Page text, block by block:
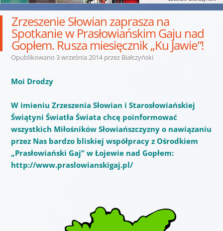
Zrzeszenie Słowian zaprasza na
Spotkanie w Prasłowiańskim Gaju nad
Gopłem. Rusza miesięcznik „Ku Jawie”!
Opublikowano 3 września 2014przez Białczyński
Moi Drodzy
W imieniu Zrzeszenia Słowian i Starosłowiańskiej
Świątyni Światła Świata chcę poinformować
wszystkich Miłośników Słowiańszczyzny o nawiązaniu
przez Nas bardzo bliskiej współpracy z Ośrodkiem
„Prasłowiański Gaj” w Łojewie nad Gopłem:
http://www.praslowianskigaj.pl/